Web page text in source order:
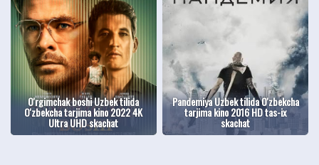
O'rgimchak boshi Uzbek tilida
O'zbekcha tarjima kino 2022 4K
Ultra UHD skachat
Pandemiya Uzbek tilida O'zbekcha
tarjima kino 2016 HD tas-ix
skachat